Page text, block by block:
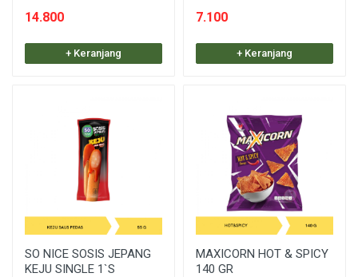
14.800
+ Keranjang
7.100
+ Keranjang
SO NICE SOSIS JEPANG
KEJU SINGLE 1`S
MAXICORN HOT & SPICY
140 GR